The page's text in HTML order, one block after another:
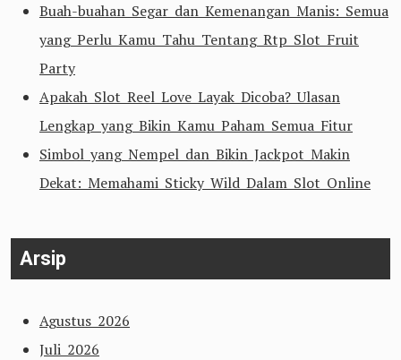
Buah-buahan Segar dan Kemenangan Manis: Semua
yang Perlu Kamu Tahu Tentang Rtp Slot Fruit
Party
Apakah Slot Reel Love Layak Dicoba? Ulasan
Lengkap yang Bikin Kamu Paham Semua Fitur
Simbol yang Nempel dan Bikin Jackpot Makin
Dekat: Memahami Sticky Wild Dalam Slot Online
Arsip
Agustus 2026
Juli 2026